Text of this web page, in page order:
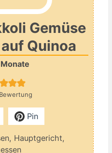
Gemüse
Quinoa
Pin
Hauptgericht,